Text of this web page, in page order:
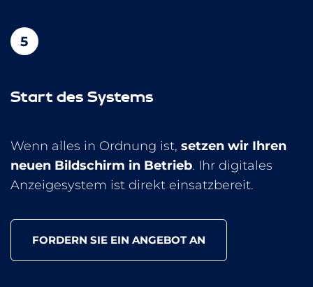
Start des Systems
Wenn alles in Ordnung ist, setzen wir Ihren
neuen Bildschirm in Betrieb. Ihr digitales
Anzeigesystem ist direkt einsatzbereit.
FORDERN SIE EIN ANGEBOT AN